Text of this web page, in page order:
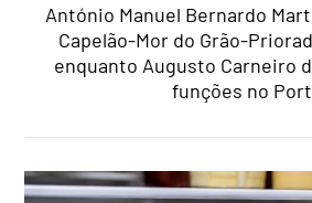
António Manuel Bernardo
Capelão-Mor do Grão-
enquanto Augusto Carneiro
funções no